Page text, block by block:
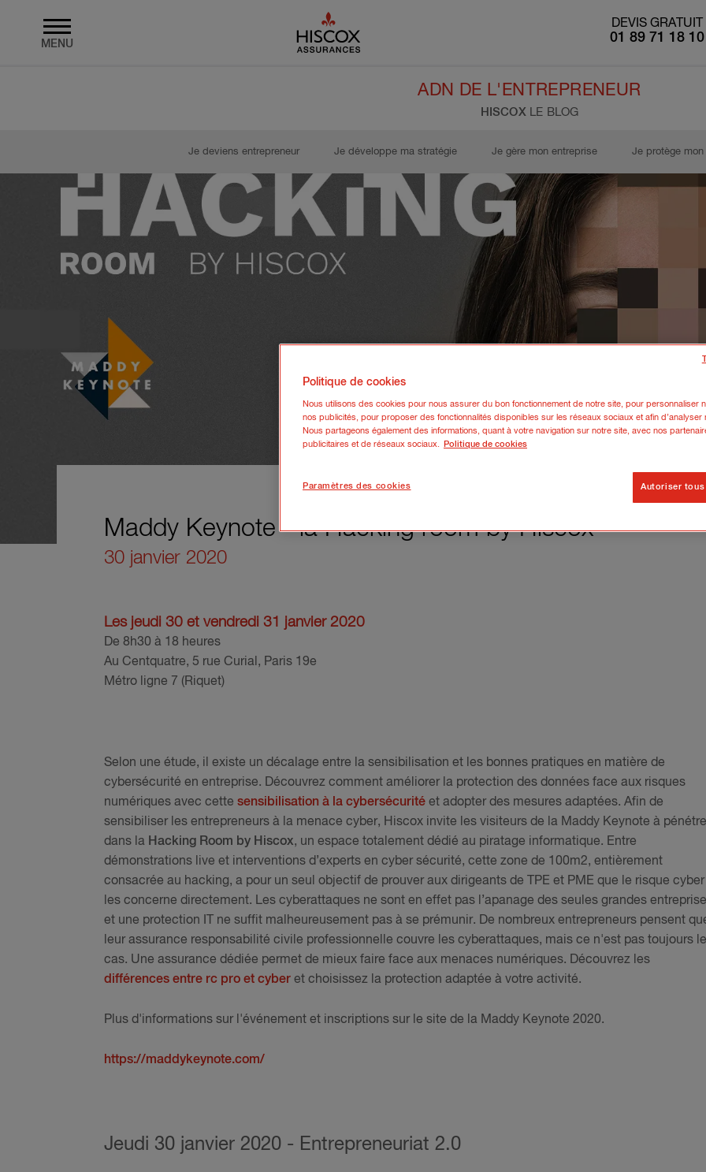
MENU
DEVIS GRATUIT
01 89 71 18 10
ADN DE L'ENTREPRENEUR
HISCOX LE BLOG
Je deviens entrepreneur Je développe ma stratégie Je gère mon entreprise Je protège
Maddy Keynote - la Hacking room by Hiscox
30 janvier 2020
Les jeudi 30 et vendredi 31 janvier 2020
De 8h30 à 18 heures
Au Centquatre, 5 rue Curial, Paris 19e
Métro ligne 7 (Riquet)
Selon une étude, il existe un décalage entre la sensibilisation et les bonnes pratiques en matière de
cybersécurité en entreprise. Découvrez comment améliorer la protection des données face aux risques
numériques avec cette sensibilisation à la cybersécurité et adopter des mesures adaptées. Afin de
sensibiliser les entrepreneurs à la menace cyber, Hiscox invite les visiteurs de la Maddy Keynote à
dans la Hacking Room by Hiscox, un espace totalement dédié au piratage informatique. Entre
démonstrations live et interventions d’experts en cyber sécurité, cette zone de 100m2, entièrement
consacrée au hacking, a pour un seul objectif de prouver aux dirigeants de TPE et PME que le risque cyber
les concerne directement. Les cyberattaques ne sont en effet pas l’apanage des seules grandes
et une protection IT ne suffit malheureusement pas à se prémunir. De nombreux entrepreneurs pensent
leur assurance responsabilité civile professionnelle couvre les cyberattaques, mais ce n'est pas toujours le
cas. Une assurance dédiée permet de mieux faire face aux menaces numériques. Découvrez les
différences entre rc pro et cyber et choisissez la protection adaptée à votre activité.
Plus d'informations sur l'événement et inscriptions sur le site de la Maddy Keynote 2020.
https://maddykeynote.com/
Jeudi 30 janvier 2020 - Entrepreneuriat 2.0
Politique de cookies
Nous utilisons des cookies pour nous assurer du bon fonctionnement de notre site, pour personnaliser
nos publicités, pour proposer des fonctionnalités disponibles sur les réseaux sociaux et afin d’analyser
Nous partageons également des informations, quant à votre navigation sur notre site, avec nos
publicitaires et de réseaux sociaux. Politique de cookies
Paramètres des cookies Autoriser